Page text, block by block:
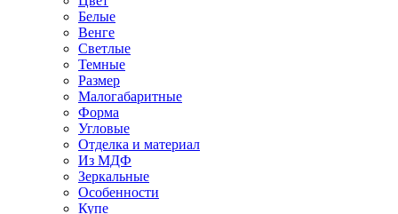
Белые
Венге
Светлые
Темные
Размер
Малогабаритные
Форма
Угловые
Отделка и материал
Из МДФ
Зеркальные
Особенности
Купе